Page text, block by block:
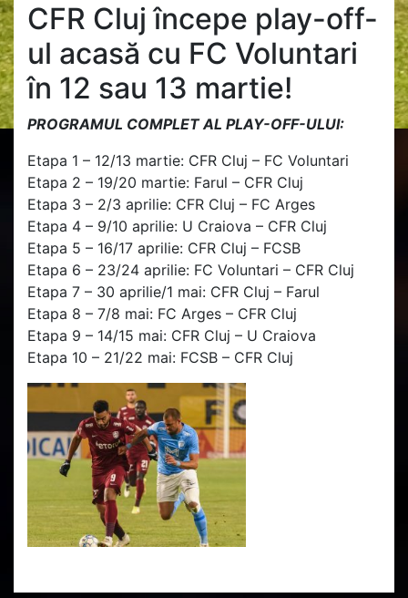
CFR Cluj începe play-off-
ul acasă cu FC Voluntari
în 12 sau 13 martie!
PROGRAMUL COMPLET AL PLAY-OFF-ULUI:
Etapa 1 – 12/13 martie: CFR Cluj – FC Voluntari
Etapa 2 – 19/20 martie: Farul – CFR Cluj
Etapa 3 – 2/3 aprilie: CFR Cluj – FC Arges
Etapa 4 – 9/10 aprilie: U Craiova – CFR Cluj
Etapa 5 – 16/17 aprilie: CFR Cluj – FCSB
Etapa 6 – 23/24 aprilie: FC Voluntari – CFR Cluj
Etapa 7 – 30 aprilie/1 mai: CFR Cluj – Farul
Etapa 8 – 7/8 mai: FC Arges – CFR Cluj
Etapa 9 – 14/15 mai: CFR Cluj – U Craiova
Etapa 10 – 21/22 mai: FCSB – CFR Cluj